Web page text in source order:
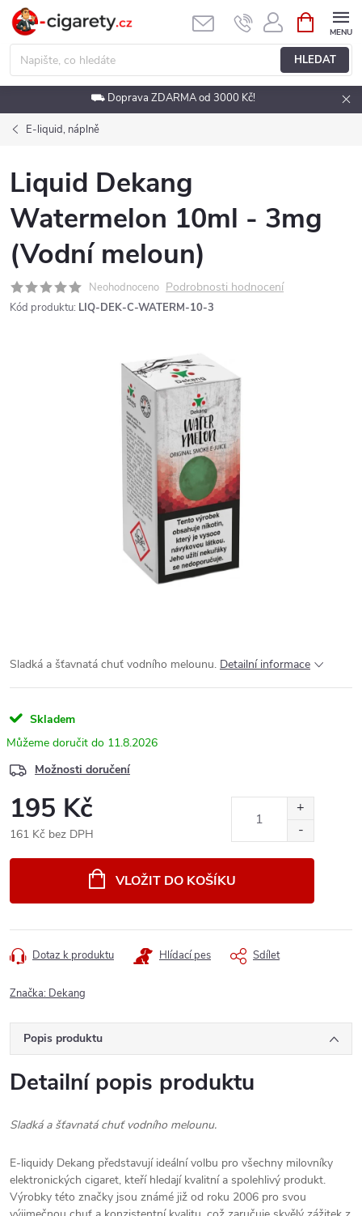
Přejít
obsah
HLEDAT
NÁKUPNÍ
KOŠÍK
⛟ Doprava ZDARMA od 3000 Kč!
E-liquid, náplně
Liquid Dekang
Watermelon 10ml - 3mg
(Vodní meloun)
Neohodnoceno Podrobnosti hodnocení
Kód produktu: LIQ-DEK-C-WATERM-10-3
Sladká a šťavnatá chuť vodního melounu. Detailní informace
Skladem
11.8.2026
Možnosti doručení
195 Kč
161 Kč bez DPH
VLOŽIT DO KOŠÍKU
Dotaz k produktu Hlídací pes Sdílet
Značka: Dekang
Popis produktu
Detailní popis produktu
Sladká a šťavnatá chuť vodního melounu.
E-liquidy Dekang představují ideální volbu pro všechny milovníky
elektronických cigaret, kteří hledají kvalitní a spolehlivý produkt.
Výrobky této značky jsou známé již od roku 2006 pro svou